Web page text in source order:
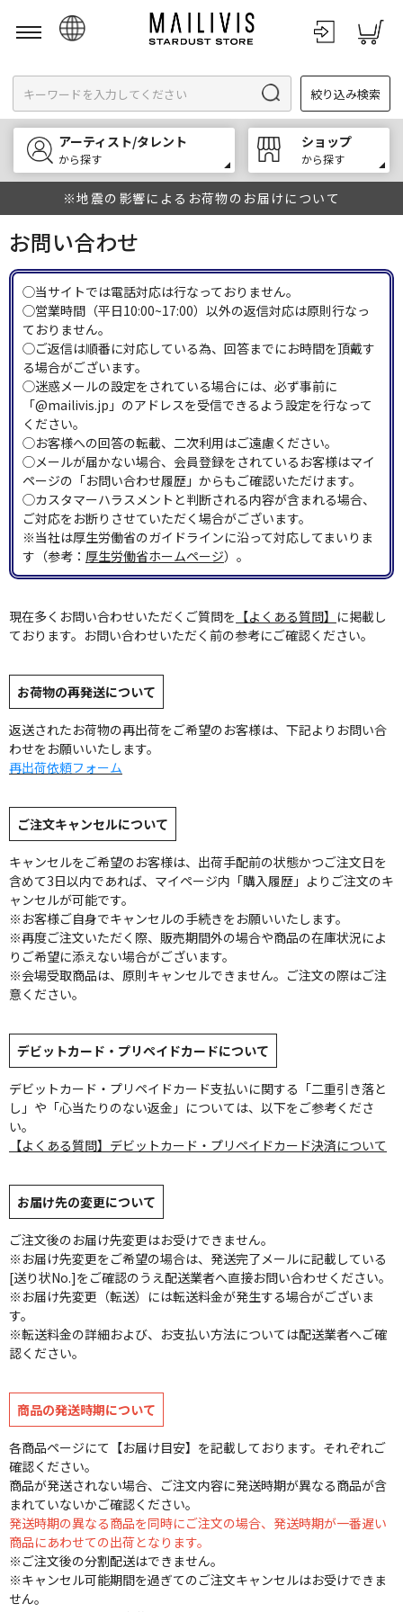
English
한국어
中文
絞り込み検索
アーティスト/タレント
から探す
ショップ
から探す
※地震の影響によるお荷物のお届けについて
お問い合わせ
◯当サイトでは電話対応は行なっておりません。
◯営業時間（平日10:00~17:00）以外の返信対応は原則行なっ
ておりません。
◯ご返信は順番に対応している為、回答までにお時間を頂戴す
る場合がございます。
◯迷惑メールの設定をされている場合には、必ず事前に
「@mailivis.jp」のアドレスを受信できるよう設定を行なって
ください。
◯お客様への回答の転載、二次利用はご遠慮ください。
◯メールが届かない場合、会員登録をされているお客様はマイ
ページの「お問い合わせ履歴」からもご確認いただけます。
◯カスタマーハラスメントと判断される内容が含まれる場合、
ご対応をお断りさせていただく場合がございます。
※当社は厚生労働省のガイドラインに沿って対応してまいりま
す（参考： 厚生労働省ホームページ）。
現在多くお問い合わせいただくご質問を 【よくある質問】 に掲載し
ております。お問い合わせいただく前の参考にご確認ください。
お荷物の再発送について
返送されたお荷物の再出荷をご希望のお客様は、下記よりお問い合
わせをお願いいたします。
再出荷依頼フォーム
ご注文キャンセルについて
キャンセルをご希望のお客様は、出荷手配前の状態かつご注文日を
含めて3日以内であれば、マイページ内「購入履歴」よりご注文のキ
ャンセルが可能です。
※お客様ご自身でキャンセルの手続きをお願いいたします。
※再度ご注文いただく際、販売期間外の場合や商品の在庫状況によ
りご希望に添えない場合がございます。
※会場受取商品は、原則キャンセルできません。ご注文の際はご注
意ください。
デビットカード・プリペイドカードについて
デビットカード・プリペイドカード支払いに関する「二重引き落と
し」や「心当たりのない返金」については、以下をご参考くださ
い。
【よくある質問】デビットカード・プリペイドカード決済について
お届け先の変更について
ご注文後のお届け先変更はお受けできません。
※お届け先変更をご希望の場合は、発送完了メールに記載している
[送り状No.]をご確認のうえ配送業者へ直接お問い合わせください。
※お届け先変更（転送）には転送料金が発生する場合がございま
す。
※転送料金の詳細および、お支払い方法については配送業者へご確
認ください。
商品の発送時期について
各商品ページにて【お届け目安】を記載しております。それぞれご
確認ください。
商品が発送されない場合、ご注文内容に発送時期が異なる商品が含
まれていないかご確認ください。
発送時期の異なる商品を同時にご注文の場合、発送時期が一番遅い
商品にあわせての出荷となります。
※ご注文後の分割配送はできません。
※キャンセル可能期間を過ぎてのご注文キャンセルはお受けできま
せん。